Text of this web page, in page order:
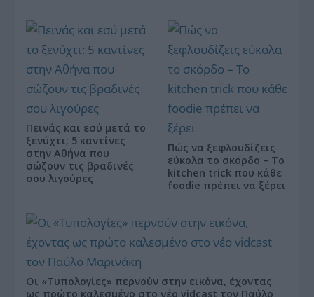
Πεινάς και εσύ μετά το
ξενύχτι; 5 καντίνες
στην Αθήνα που
σώζουν τις βραδινές
σου λιγούρες
Πώς να ξεφλουδίζεις
εύκολα το σκόρδο – Το
kitchen trick που κάθε
foodie πρέπει να ξέρει
Οι «Τυπολογίες» περνούν στην εικόνα, έχοντας
ως πρώτο καλεσμένο στο νέο vidcast τον Παύλο